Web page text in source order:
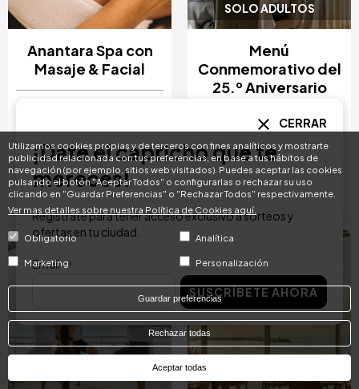
Utilizamos cookies propias y de terceros con fines analíticos y mostrarte
publicidad relacionada con tus preferencias, en base a tus hábitos de
navegación (por ejemplo, sitios web visitados). Puedes aceptar las cookies
pulsando el botón "Aceptar Todos" o configurarlas o rechazar su uso
clicando en "Guardar Preferencias" o "Rechazar Todos" respectivamente.
Ver mas detalles sobre nuestra Política de Cookies aquí.
Obligatorio Analítica
Marketing Personalización
Guardar preferencias
Rechazar todas
Aceptar todas
Anantara Spa con
Masaje & Facial
Anantara Villa Padierna
Palace
COMPRAR
SOLO ADULTOS
Menú
Conmemorativo del
25.º Aniversario
225 €
Anantara Villa Padierna
Palace
COMPRAR
Image Image
CERRAR
¡Date el capricho que te
mereces!
Regístrate para tener acceso exclusivo a sorteos y
ofertas en tu ciudad.
Email
SUSCRÍBETE AHORA